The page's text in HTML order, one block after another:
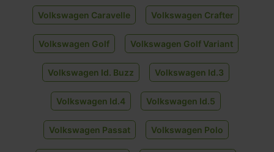
Volkswagen Caravelle Volkswagen Crafter
Volkswagen Golf Volkswagen Golf Variant
Volkswagen Id. Buzz Volkswagen Id.3
Volkswagen Id.4 Volkswagen Id.5
Volkswagen Passat Volkswagen Polo